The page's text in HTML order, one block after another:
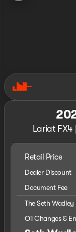
Lariat FX4
Retail Price
Dealer Discount
Document Fee
The Seth Wadley
Oil Changes &